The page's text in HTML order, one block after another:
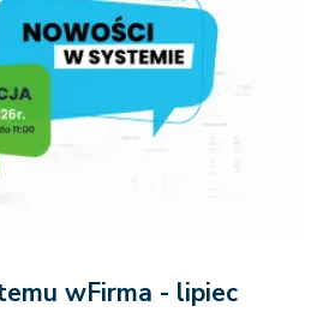
wFirma - lipiec